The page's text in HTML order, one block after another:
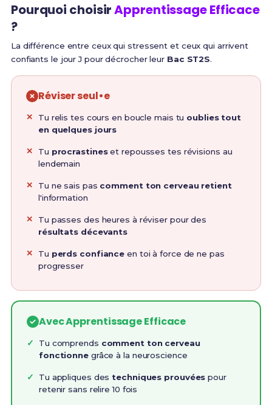
Pourquoi choisirApprentissage Efficace
?
La différence entre ceux qui stressent et ceux qui arrivent
confiants le jour J pour décrocher leur Bac ST2S.
Réviser seul•e
Tu relis tes cours en boucle mais tu oublies tout
en quelques jours
Tu procrastineset repousses tes révisions au
lendemain
Tu ne sais pas comment ton cerveau retient
l'information
Tu passes des heures à réviser pour des
résultats décevants
Tu perds confiance en toi à force de ne pas
progresser
Avec Apprentissage Efficace
Tu comprends comment ton cerveau
fonctionnegrâce à la neuroscience
Tu appliques destechniques prouvées pour
retenir sans relire 10 fois